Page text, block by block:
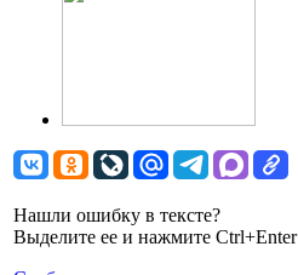
Нашли ошибку в тексте?
Выделите ее и нажмите Ctrl+Enter